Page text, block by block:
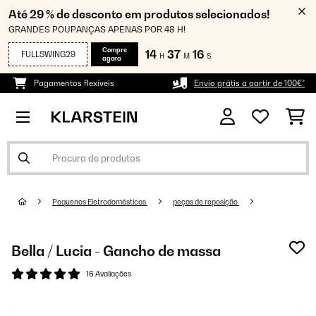
Até 29 % de desconto em produtos selecionados!
GRANDES POUPANÇAS APENAS POR 48 H!
FULLSWING29
Compre
agora
14 H 37 M 16 S
Pagamentos flexíveis Envio grátis a partir de 100€*
Pequenos Eletrodomésticos peças de reposição
Bella / Lucia - Gancho de massa
16 Avaliações